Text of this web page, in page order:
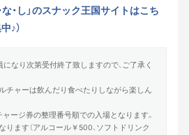
な・し」のスナック王国サイトはこち
♪）
なり次第受付終了致しますので、ご了承く
チャーは飲んだり食べたりしながら楽しん
ージ券の整理番号順での入場となります。
ます（アルコール￥500、ソフトドリンク